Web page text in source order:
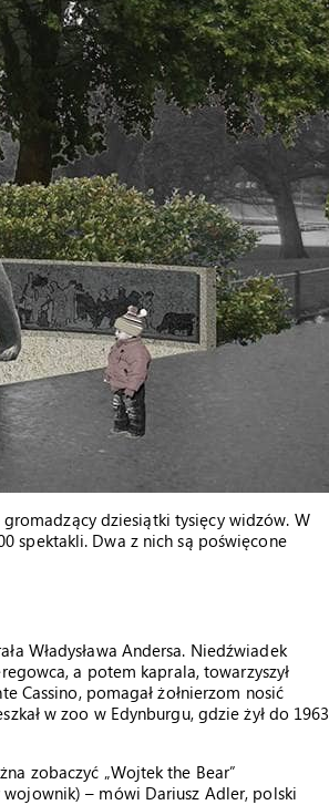
dziesiątki tysięcy widzów. W
spektakli. Dwa z nich są poświęcone
Władysława Andersa. Niedźwiadek
a potem kaprala, towarzyszył
Cassino, pomagał żołnierzom nosić
w zoo w Edynburgu, gdzie żył do 1963
zobaczyć „Wojtek the Bear”
– mówi Dariusz Adler, polski